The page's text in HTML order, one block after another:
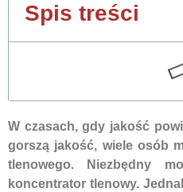
Spis treści
W czasach, gdy jakość
gorszą jakość, wiele osób
tlenowego. Niezbędny
koncentrator tlenowy.